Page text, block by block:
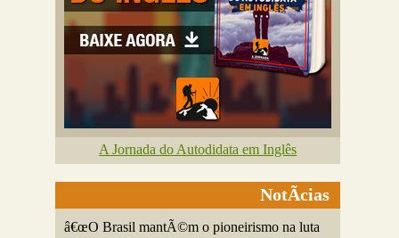
A Jornada do Autodidata em Inglês
NotÃ­cias
â€œO Brasil mantÃ©m o pioneirismo na luta